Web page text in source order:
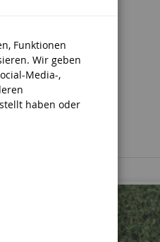
Funktionen
Wir geben
Media-,
haben oder